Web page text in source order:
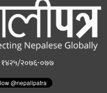
१४२५/२०७६-०७७